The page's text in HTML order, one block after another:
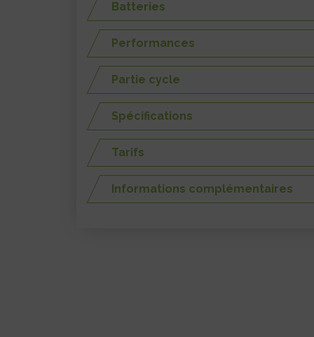
Batteries
Performances
Partie cycle
Spécifications
Tarifs
Informations complémentaires